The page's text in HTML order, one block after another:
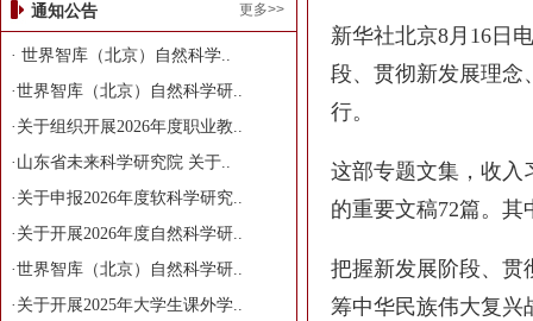
通知公告 更多>>
· 世界智库（北京）自然科学..
·世界智库（北京）自然科学研..
· 关于组织开展2026年度职业教..
· 山东省未来科学研究院 关于..
· 关于申报2026年度软科学研究..
· 关于开展2026年度自然科学研..
·世界智库（北京）自然科学研..
· 关于开展2025年大学生课外学..
新华社北京8月16日
段、贯彻新发展理念
行。
这部专题文集，收入
的重要文稿72篇。
把握新发展阶段、贯
筹中华民族伟大复兴